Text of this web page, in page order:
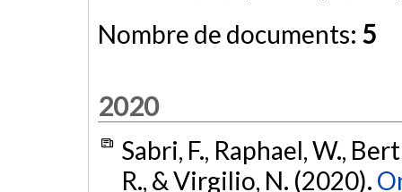
Nombre de documents: 5
2020
Sabri, F., Raphael, W.,
R., & Virgilio, N. (2020).